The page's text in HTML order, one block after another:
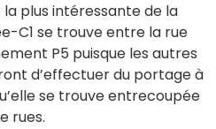
plus intéressante de la
C1 se trouve entre la rue
P5 puisque les autres
d’effectuer du portage à
se trouve entrecoupée
rues.